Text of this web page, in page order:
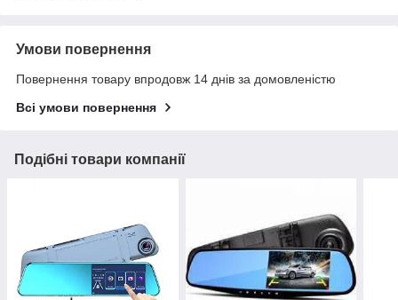
Умови повернення
Повернення товару впродовж 14 днів за домовленістю
Всі умови повернення
Подібні товари компанії